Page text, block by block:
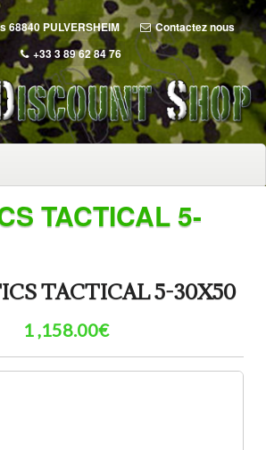
68840 PULVERSHEIM
Contactez nous
+33 3 89 62 84 76
TACTICAL 5-
TACTICAL 5-30X50
1 ,158.00€